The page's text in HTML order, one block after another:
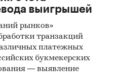
частоты
приложений
платить за
выигрышей
рынков»
транзакций
платежных
букмекерских
— выявление